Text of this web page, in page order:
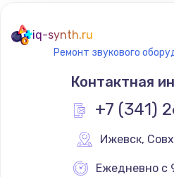
Ремонт платы
3500
iq-synth.ru
Ремонт звукового
Контактная
+7 (341)
Ижевск,
Ежедневно с